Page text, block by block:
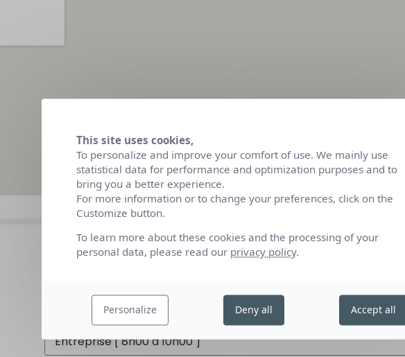
Vous souhaitez participer en tant que
This site uses cookies,
To personalize and improve your comfort of use. We mainly use
statistical data for performance and optimization purposes and to
bring you a better experience.
For more information or to change your preferences, click on the
Customize button.
To learn more about these cookies and the processing of your
personal data, please read our privacy policy.
Personalize Deny all Accept all